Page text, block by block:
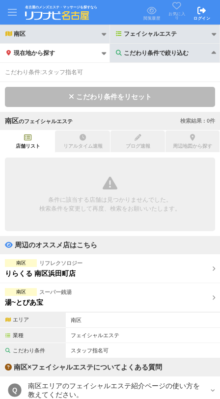
名古屋のメンズエステ・マッサージを探すなら
閲覧履歴
お気に入
り
ログイン
南区 フェイシャルエステ
現在地から探す こだわり条件で絞り込む
こだわり条件で絞り込む
初回割引あり リピーター割引あり
団体様歓迎
ペアルームあり
フットバスあり
日本人スタッフのみ
スタッフ指名可
駅から徒歩5分以内
こだわり条件を変更
閉じる
こだわり条件:スタッフ指名可
こだわり条件をリセット
南区のフェイシャルエステ 検索結果 : 0件
店舗リスト リアルタイム速報 ブログ速報 周辺地図から探す
条件に該当する店舗は見つかりませんでした。
検索条件を変更して再度、検索をお願いいたします。
周辺のオススメ店はこちら
南区 リフレクソロジー
りらくる 南区浜田町店
南区 スーパー銭湯
湯~とぴあ宝
エリア 南区
業種 フェイシャルエステ
こだわり条件 スタッフ指名可
南区×フェイシャルエステについてよくある質問
Q
南区エリアのフェイシャルエステ紹介ページの使い方を
教えてください。